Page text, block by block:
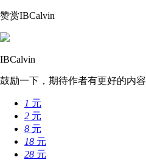
赞赏IBCalvin
IBCalvin
鼓励一下，期待作者有更好的内容
1 元
2 元
8 元
18 元
28 元